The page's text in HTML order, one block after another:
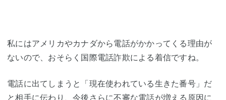
私にはアメリカやカナダから電話がかかってくる理由が
ないので、おそらく国際電話詐欺による着信ですね。
電話に出てしまうと「現在使われている生きた番号」だ
と相手に伝わり、今後さらに不審な電話が増える原因に